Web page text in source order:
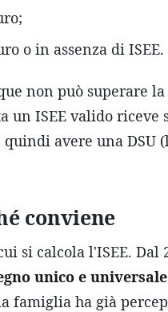
o in assenza di ISEE.
non può superare
un ISEE valido
avere una DSU
conviene
si calcola l'ISEE. Dal
unico e universale
ha già